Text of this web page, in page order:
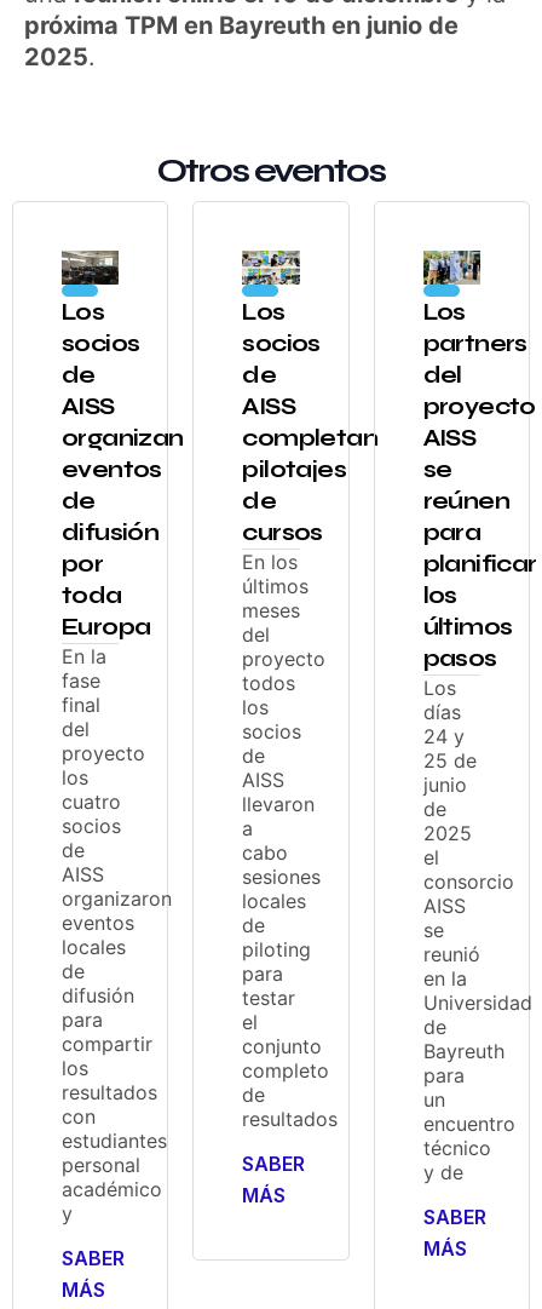
próxima TPM en Bayreuth en junio de
2025.
Otros eventos
Los
socios
de
AISS
organizan
eventos
de
difusión
por
toda
Europa
En la
fase
final
del
proyecto
los
cuatro
socios
de
AISS
organizaron
eventos
locales
de
difusión
para
compartir
los
resultados
con
estudiantes
personal
académico
y
SABER
MÁS
Los
socios
de
AISS
completan
pilotajes
de
cursos
En los
últimos
meses
del
proyecto
todos
los
socios
de
AISS
llevaron
a
cabo
sesiones
locales
de
piloting
para
testar
el
conjunto
completo
de
resultados
SABER
MÁS
Los
partners
del
proyecto
AISS
se
reúnen
para
planificar
los
últimos
pasos
Los
días
24 y
25 de
junio
de
2025
el
consorcio
AISS
se
reunió
en la
Universidad
de
Bayreuth
para
un
encuentro
técnico
y de
SABER
MÁS